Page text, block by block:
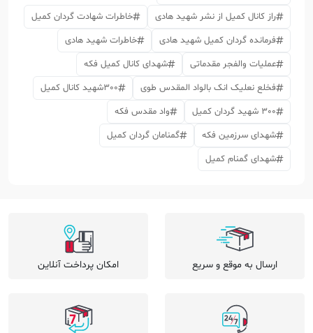
راز کانال کمیل از نشر شهید هادی
خاطرات شهادت گردان کمیل
فرمانده گردان کمیل شهید هادی
خاطرات شهید هادی
عملیات والفجر مقدماتی
شهدای کانال کمیل فکه
فخلع نعلیک انک بالواد المقدس طوی
300شهید کانال کمیل
300 شهید گردان کمیل
واد مقدس فکه
شهدای سرزمین فکه
گمنامان گردان کمیل
شهدای گمنام کمیل
ارسال به موقع و سریع امکان پرداخت آنلاین